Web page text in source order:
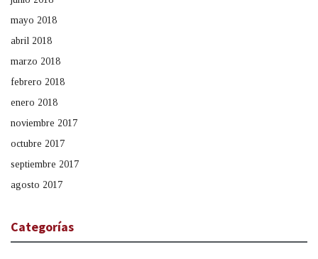
mayo 2018
abril 2018
marzo 2018
febrero 2018
enero 2018
noviembre 2017
octubre 2017
septiembre 2017
agosto 2017
Categorías